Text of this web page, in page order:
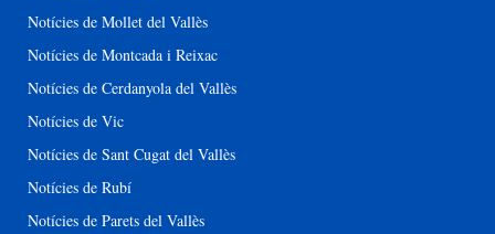
Notícies de Mollet del Vallès
Notícies de Montcada i Reixac
Notícies de Cerdanyola del Vallès
Notícies de Vic
Notícies de Sant Cugat del Vallès
Notícies de Rubí
Notícies de Parets del Vallès